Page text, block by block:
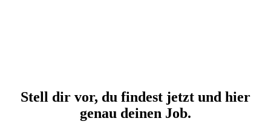
Stell dir vor, du findest jetzt und hier
genau deinen Job.